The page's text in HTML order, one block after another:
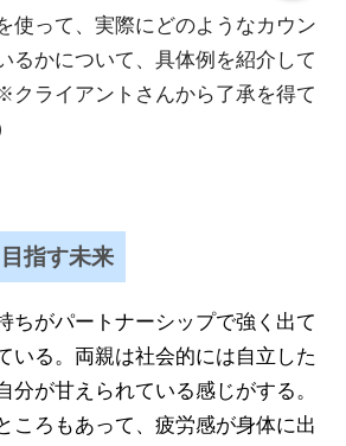
使って、実際にどのようなカウン
るかについて、具体例を紹介して
クライアントさんから了承を得て
指す未来
ちがパートナーシップで強く出て
いる。両親は社会的には自立した
分が甘えられている感じがする。
ころもあって、疲労感が身体に出